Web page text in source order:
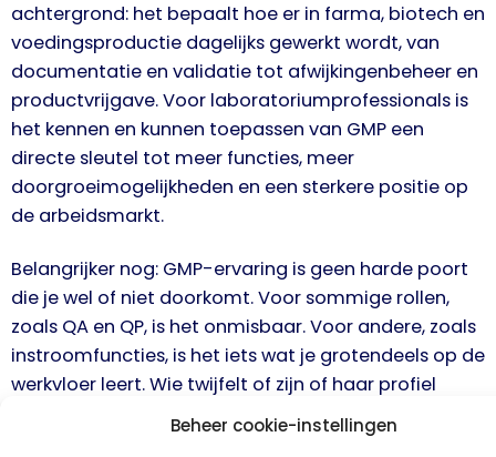
Beheer cookie-instellingen
achtergrond: het bepaalt hoe er in farma, biotech en
voedingsproductie dagelijks gewerkt wordt, van
documentatie en validatie tot afwijkingenbeheer en
productvrijgave. Voor laboratoriumprofessionals is
het kennen en kunnen toepassen van GMP een
directe sleutel tot meer functies, meer
doorgroeimogelijkheden en een sterkere positie op
de arbeidsmarkt.
Belangrijker nog: GMP-ervaring is geen harde poort
die je wel of niet doorkomt. Voor sommige rollen,
zoals QA en QP, is het onmisbaar. Voor andere, zoals
instroomfuncties, is het iets wat je grotendeels op de
werkvloer leert. Wie twijfelt of zijn of haar profiel
aansluit, doet zichzelf vaak tekort door niet te
reageren, de onderliggende vaardigheden tellen